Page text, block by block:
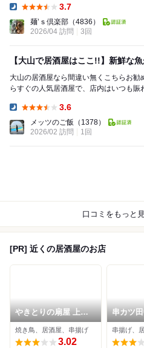
3.7
麺’ｓ倶楽部 （4836）
2026/04 訪問
3回
【大山で居酒屋はここ!!】新鮮な
大山の居酒屋なら間違い無くこちらお勧め！ 魚猫 大山店さん！ 大
らすぐの人気居酒屋で、店内はいつも賑
3.6
メッツのご飯 （1378）
2026/02 訪問
1回
口コミをもっと
[PR] 近くの居酒屋のお店
やきとりの扇屋 上板
橋店
焼き鳥、居酒屋、串揚げ
3.02
串カツ
串揚げ、